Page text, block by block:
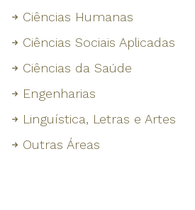
Ciências Humanas
Ciências Sociais Aplicadas
Ciências da Saúde
Engenharias
Linguística, Letras e Artes
Outras Áreas